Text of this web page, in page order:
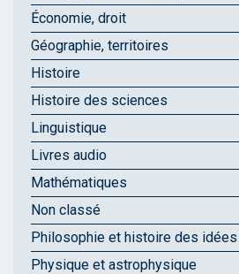
Économie, droit
Géographie, territoires
Histoire
Histoire des sciences
Linguistique
Livres audio
Mathématiques
Non classé
Philosophie et histoire des idées
Physique et astrophysique